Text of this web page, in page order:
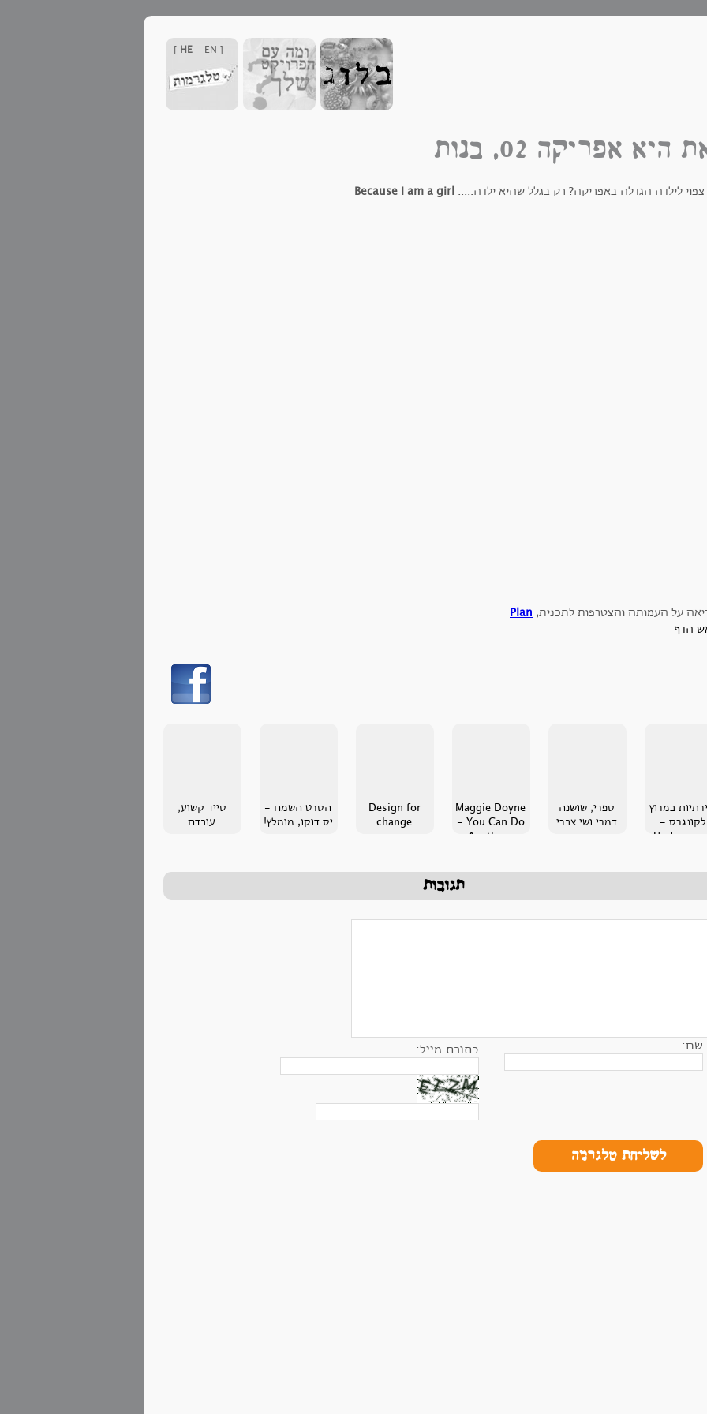
[
HE - EN
]
היא אפריקה 02, בנות
לילדה הגדלה באפריקה? רק בגלל שהיא ילדה..... Because I am a girl
על העמותה והצטרפות לתכנית, Plan
הדף
במרוץ
לקונגרס -
ספרי, שושנה
דמרי ושי צברי
Maggie Doyne
- You Can Do
Anything
Design for
change
הסרט השמח -
יס דוקו, מומלץ!
סייד קשוע,
עובדה
תגובות
שם: כתובת מייל:
לשליחת טלגרמה